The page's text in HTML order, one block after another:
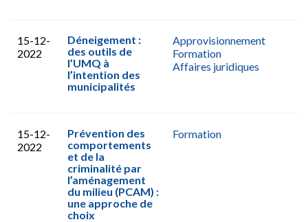
15-12-
2022
Déneigement :
des outils de
l’UMQ à
l’intention des
municipalités
Approvisionnement
Formation
Affaires juridiques
15-12-
2022
Prévention des
comportements
et de la
criminalité par
l’aménagement
du milieu (PCAM) :
une approche de
choix
Formation